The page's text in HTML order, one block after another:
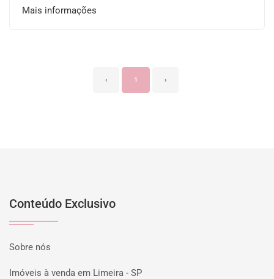
Mais informações
‹ 1 ›
Conteúdo Exclusivo
Sobre nós
Imóveis à venda em Limeira - SP